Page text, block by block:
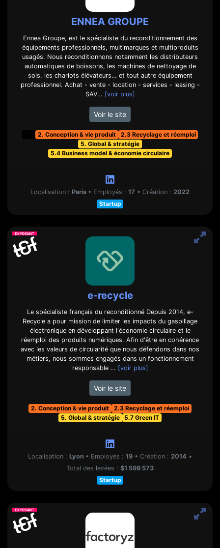
ENNEA GROUPE
Ennea Groupe, est le spécialiste du reconditionnement des
équipements professionnels, multimarques et multiproduits
usagés. Nous reconditionnons notamment les distributeurs
automatiques de boissons, les machines de nettoyage de
sols, les chariots élévateurs… et tout autre équipement
professionnel. Achat - vente - location - services - leasing -
SAV… [voir plus]
Voir le site
2. Conception & vie produit
2.3 Recyclage et réemploi
5. Global & stratégie
5.4 Business model & économie circulaire
Localisation : Paris • Employés : 17 • Création : 2022
Startup
e-recycle
Le spécialiste français du reconditionné Depuis 2014, e-
Recycle a pour mission de limiter les impacts du gaspillage
électronique en développant l'économie circulaire et le
réemploi des produits numériques. Afin d'être en cohérence
avec les valeurs de circularité que nous défendons dans nos
métiers, nous sommes engagés dans un fonctionnement
responsable … [voir plus]
Voir le site
2. Conception & vie produit
2.3 Recyclage et réemploi
5. Global & stratégie
5.7 Green IT
Localisation : Lyon • Employés : 19 • Création : 2014 •
Total des levées : $1 599 573
Startup